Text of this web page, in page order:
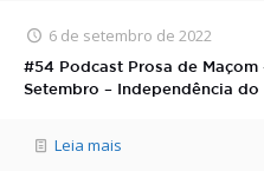
6 de setembro de 2022
#54 Podcast Prosa de Maçom
Setembro – Independência do
Leia mais